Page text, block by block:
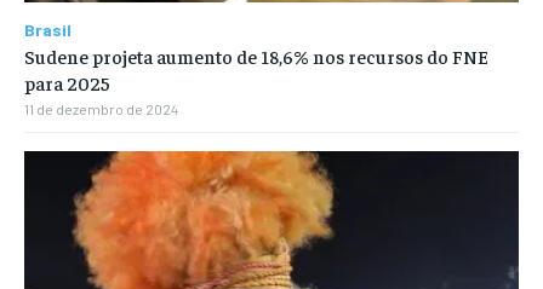
Brasil
Sudene projeta aumento de 18,6% nos recursos do FNE
para 2025
11 de dezembro de 2024